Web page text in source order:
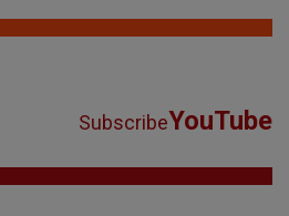
SubscribeYouTube